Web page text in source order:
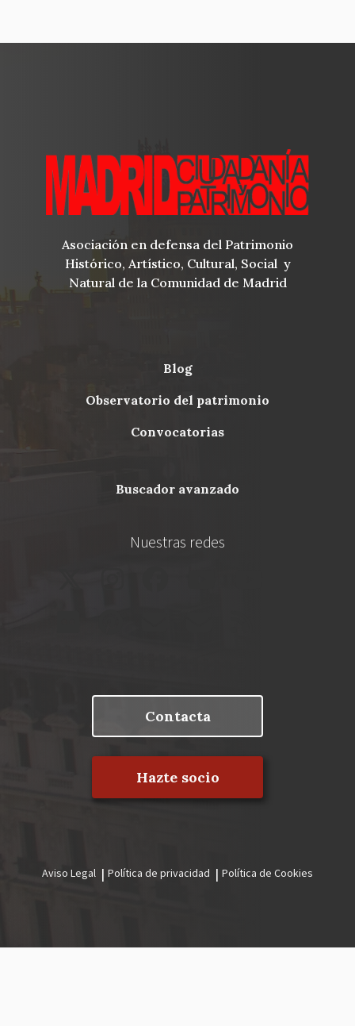
Asociación en defensa del Patrimonio
Histórico, Artístico, Cultural, Social y
Natural de la Comunidad de Madrid
Menu
blog
observatorio del patrimonio
convocatorias
buscador avanzado
Nuestras redes
Contacta
Hazte socio
legal
Aviso Legal Política de privacidad Política de Cookies